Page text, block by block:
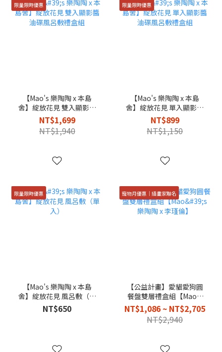
限量限時優惠
【Mao's 樂陶陶 x 本島
舍】綻放花見 雙入顯影醬
油碟風呂敷禮盒組
NT$1,699
NT$1,940
限量限時優惠
【Mao's 樂陶陶 x 本島
舍】綻放花見 單入顯影醬
油碟風呂敷禮盒組
NT$899
NT$1,150
限量限時優惠
【Mao's 樂陶陶 x 本島
舍】綻放花見 風呂敷（單
入）
NT$650
寵物月優惠｜插畫家聯名
【公益計畫】愛貓愛狗圓
餐盤雙層禮盒組【Mao's
樂陶陶 x 李瑾倫】
NT$1,086 ~ NT$2,705
NT$2,940